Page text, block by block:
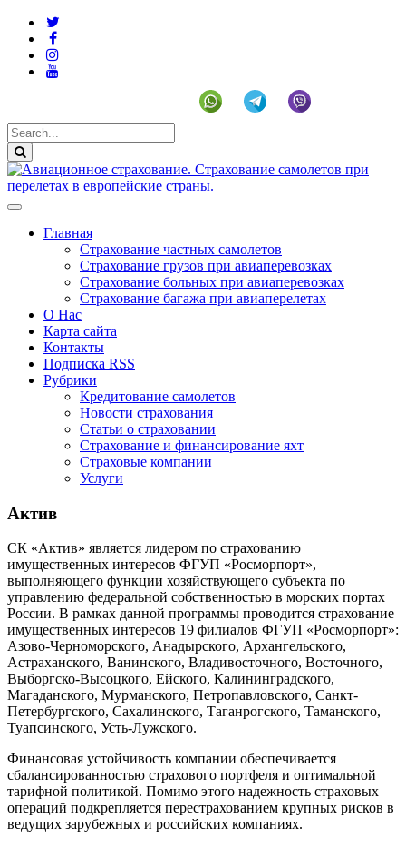
Главная
Страхование частных самолетов
Страхование грузов при авиаперевозках
Страхование больных при авиаперевозках
Страхование багажа при авиаперелетах
О Нас
Карта сайта
Контакты
Подписка RSS
Рубрики
Кредитование самолетов
Новости страхования
Статьи о страховании
Страхование и финансирование яхт
Страховые компании
Услуги
Актив
СК «Актив» является лидером по страхованию
имущественных интересов ФГУП «Росморпорт»,
выполняющего функции хозяйствующего субъекта по
управлению федеральной собственностью в морских портах
России. В рамках данной программы проводится страхование
имущественных интересов 19 филиалов ФГУП «Росморпорт»:
Азово-Черноморского, Анадырского, Архангельского,
Астраханского, Ванинского, Владивосточного, Восточного,
Выборгско-Высоцкого, Ейского, Калининградского,
Магаданского, Мурманского, Петропавловского, Санкт-
Петербургского, Сахалинского, Таганрогского, Таманского,
Туапсинского, Усть-Лужского.
Финансовая устойчивость компании обеспечивается
сбалансированностью страхового портфеля и оптимальной
тарифной политикой. Помимо этого надежность страховых
операций подкрепляется перестрахованием крупных рисков в
ведущих зарубежных и российских компаниях.